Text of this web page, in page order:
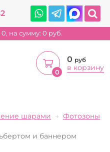
0, на сумму: 0 руб.
0
0 руб
в корзину
шарами
Фотозоны
и баннером